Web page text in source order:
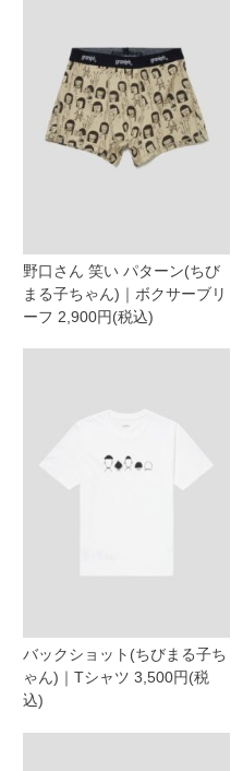
野口さん 笑い パターン(ちび
まる子ちゃん)｜ボクサーブリ
ーフ 2,900円(税込)
バックショット(ちびまる子ち
ゃん)｜Tシャツ 3,500円(税
込)